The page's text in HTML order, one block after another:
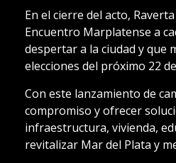
En el cierre del acto,
Encuentro Marplatense a
despertar a la ciudad y que
elecciones del próximo 22
Con este lanzamiento de
compromiso y ofrecer
infraestructura, vivienda,
revitalizar Mar del Plata y